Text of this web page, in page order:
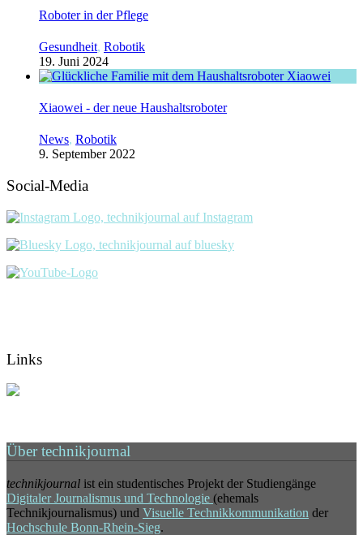
Roboter in der Pflege
Gesundheit, Robotik
19. Juni 2024
Xiaowei - der neue Haushaltsroboter
News, Robotik
9. September 2022
Social-Media
Links
Über technikjournal
technikjournal ist ein studentisches Projekt der Studiengänge
Digitaler Journalismus und Technologie (ehemals
Technikjournalismus) und Visuelle Technikkommunikation der
Hochschule Bonn-Rhein-Sieg.